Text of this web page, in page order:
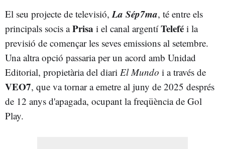
El seu projecte de televisió, La Sép7ma, té entre els
principals socis aPrisa i el canal argentíTelefé i la
previsió de començar les seves emissions al setembre.
Una altra opció passaria per un acord amb Unidad
Editorial, propietària del diari El Mundo i a través de
VEO7, que va tornar a emetre al juny de 2025 després
de 12 anys d'apagada, ocupant la freqüència de Gol
Play.